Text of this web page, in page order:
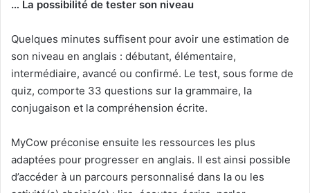
… La possibilité de tester son niveau
Quelques minutes suffisent pour avoir une estimation de
son niveau en anglais : débutant, élémentaire,
intermédiaire, avancé ou confirmé. Le test, sous forme de
quiz, comporte 33 questions sur la grammaire, la
conjugaison et la compréhension écrite.
MyCow préconise ensuite les ressources les plus
adaptées pour progresser en anglais. Il est ainsi possible
d’accéder à un parcours personnalisé dans la ou les